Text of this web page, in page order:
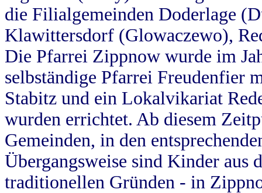
die Filialgemeinden Doderlage
Klawittersdorf (Glowaczewo),
Die Pfarrei Zippnow wurde im
selbständige Pfarrei Freudenfier
Stabitz und ein Lokalvikariat
wurden errichtet. Ab diesem
Gemeinden, in den
Übergangsweise sind Kinder aus
traditionellen Gründen - in